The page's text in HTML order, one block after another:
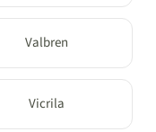
Valbren
Vicrila